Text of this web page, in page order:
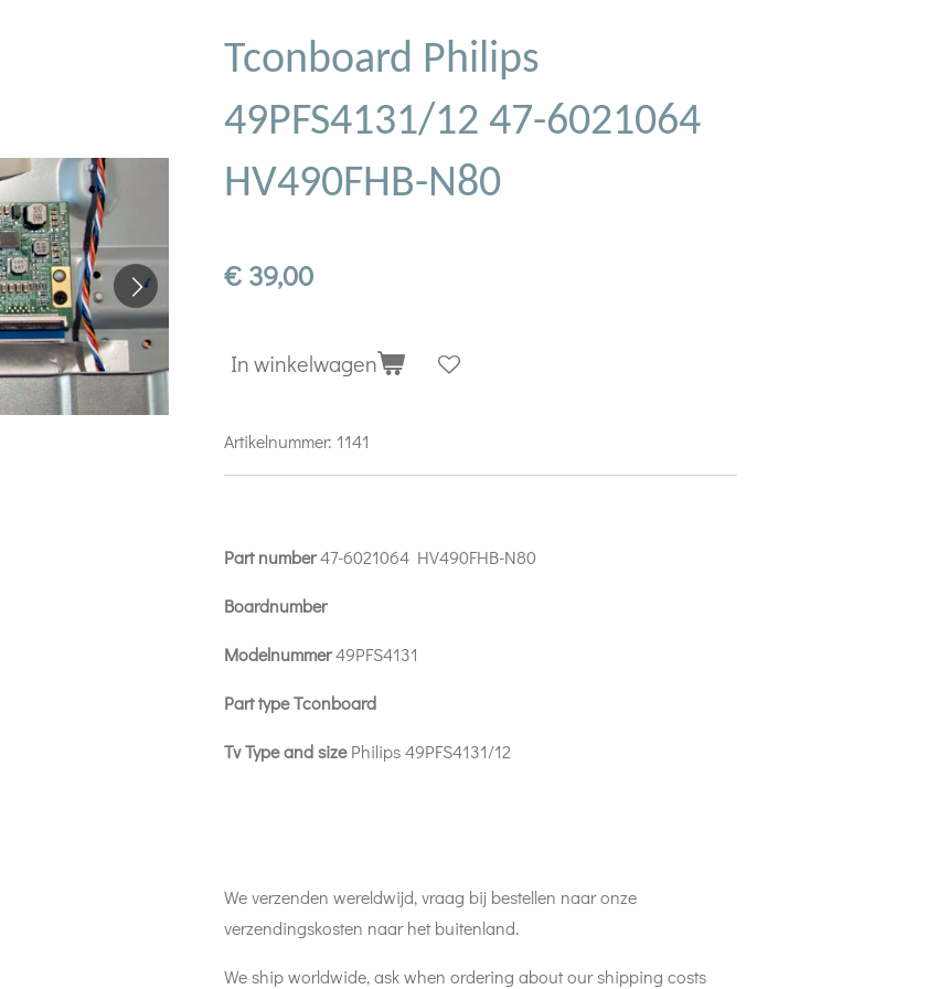
Tconboard Philips
49PFS4131/12 47-6021064
HV490FHB-N80
€ 39,00
In winkelwagen
Artikelnummer: 1141
Part number47-6021064 HV490FHB-N80
Boardnumber
Modelnummer49PFS4131
Part type Tconboard
Tv Type and sizePhilips 49PFS4131/12
We verzenden wereldwijd, vraag bij bestellen naar onze
verzendingskosten naar het buitenland.
We ship worldwide, ask when ordering about our shipping costs